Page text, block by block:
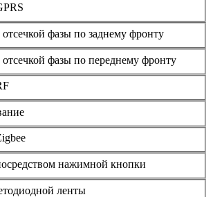
фазы по заднему фронту
фазы по переднему фронту
нажимной кнопки
ленты